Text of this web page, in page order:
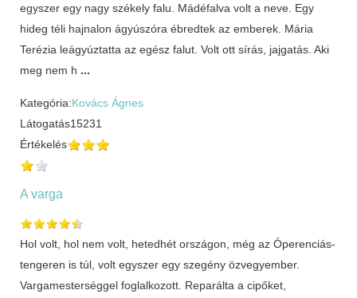
egyszer egy nagy székely falu. Mádéfalva volt a neve. Egy
hideg téli hajnalon ágyúszóra ébredtek az emberek. Mária
Terézia leágyúztatta az egész falut. Volt ott sírás, jajgatás. Aki
meg nem h ...
Kategória:Kovács Ágnes
Látogatás15231
Értékelés
A varga
Hol volt, hol nem volt, hetedhét országon, még az Óperenciás-
tengeren is túl, volt egyszer egy szegény özvegyember.
Vargamesterséggel foglalkozott. Reparálta a cipőket,